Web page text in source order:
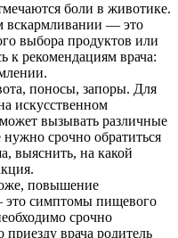
боли в животике.
вскармливании — это
выбора продуктов или
к рекомендациям врача:
поносы, запоры. Для
искусственном
вызывать различные
нужно срочно обратиться
выяснить, на какой
повышение
это симптомы пищевого
срочно
врача родитель